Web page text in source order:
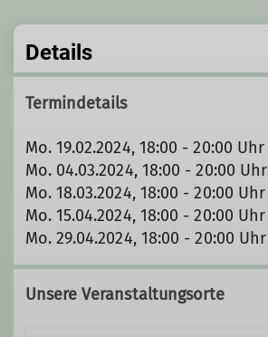
Details
Termindetails
Mo. 19.02.2024, 18:00 - 20:00 Uhr
Mo. 04.03.2024, 18:00 - 20:00 Uhr
Mo. 18.03.2024, 18:00 - 20:00 Uhr
Mo. 15.04.2024, 18:00 - 20:00 Uhr
Mo. 29.04.2024, 18:00 - 20:00 Uhr
Unsere Veranstaltungsorte